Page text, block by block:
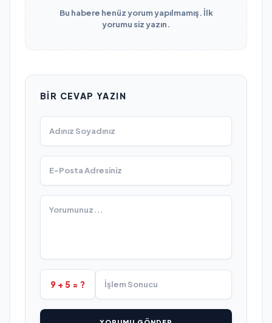
Bu habere henüz yorum yapılmamış. İlk
yorumu siz yazın.
BIR CEVAP YAZIN
9 + 5 = ?